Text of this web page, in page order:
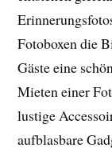
Fotoboxen die
Gäste eine
Mieten einer
lustige
aufblasbare